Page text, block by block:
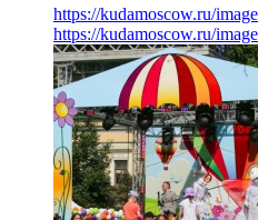
https://kudamoscow.ru/
https://kudamoscow.ru/